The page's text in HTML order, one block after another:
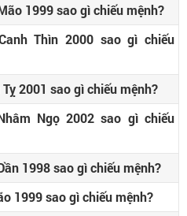
1999 sao gì chiếu mệnh?
Thìn 2000 sao gì chiếu
2001 sao gì chiếu mệnh?
Ngọ 2002 sao gì chiếu
1998 sao gì chiếu mệnh?
1999 sao gì chiếu mệnh?